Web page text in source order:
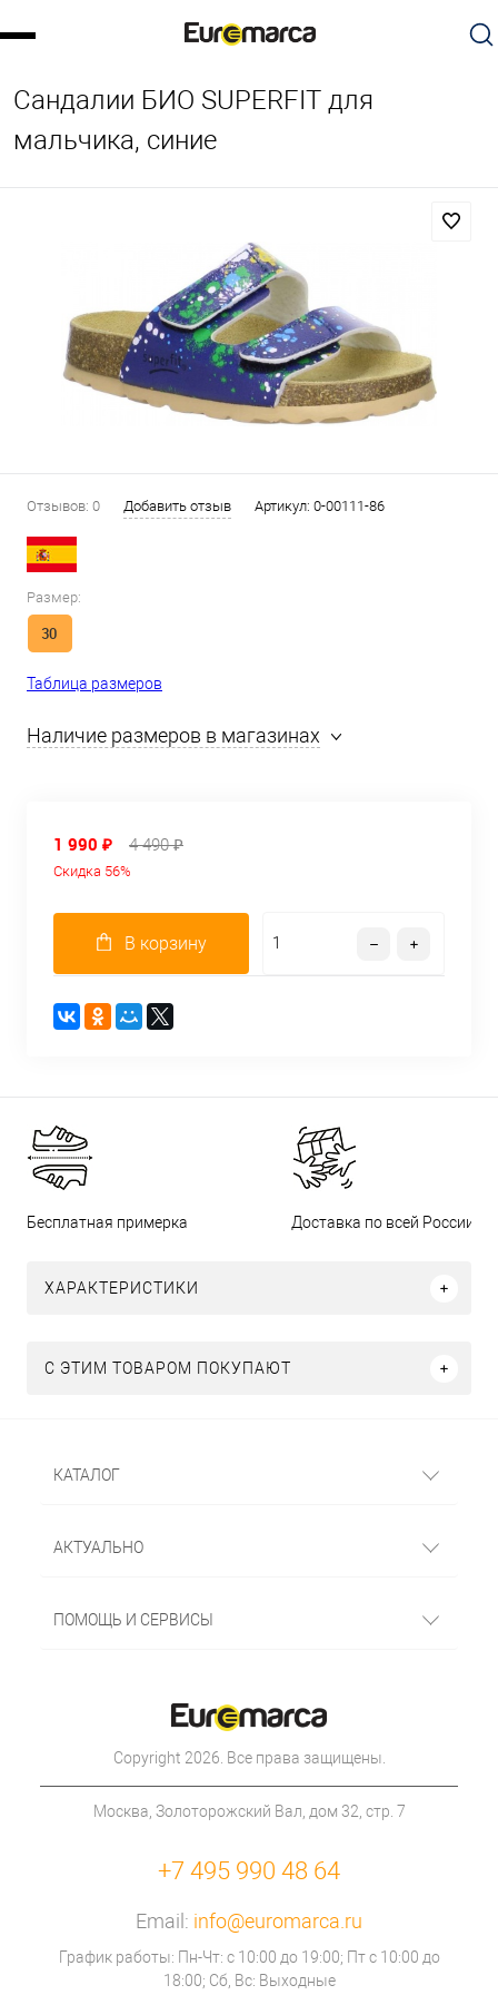
Сандалии БИО SUPERFIT для
мальчика, синие
Отзывов: 0 Добавить отзыв Артикул: 0-00111-86
Размер:
30
Таблица размеров
Наличие размеров в магазинах
1 990 ₽ 4 490 ₽
Скидка 56%
В корзину
Бесплатная примерка Доставка по всей России
ХАРАКТЕРИСТИКИ
С ЭТИМ ТОВАРОМ ПОКУПАЮТ
КАТАЛОГ
АКТУАЛЬНО
ПОМОЩЬ И СЕРВИСЫ
Copyright 2026. Все права защищены.
Москва, Золоторожский Вал, дом 32, стр. 7
+7 495 990 48 64
Email: info@euromarca.ru
График работы: Пн-Чт: с 10:00 до 19:00; Пт с 10:00 до
18:00; Сб, Вс: Выходные